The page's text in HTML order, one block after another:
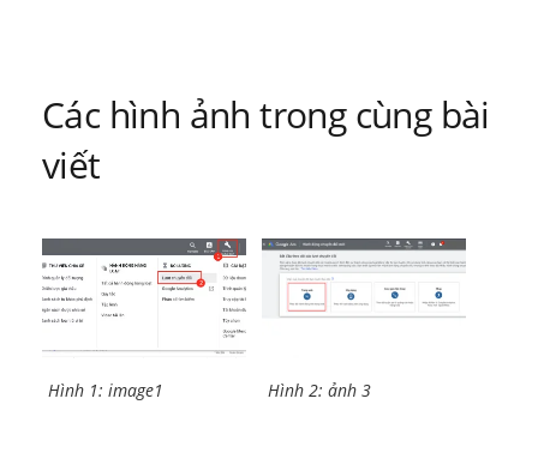
viết
Các hình ảnh trong cùng bài
viết
Hình 1: image1 Hình 2: ảnh 3